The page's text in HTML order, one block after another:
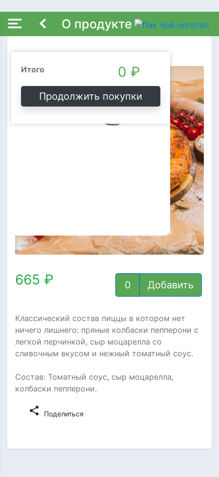
О продукте
Ой, пусто!
Итого 0 ₽
Продолжить покупки
665 ₽ Добавить
Классический состав пиццы в котором нет
ничего лишнего: пряные колбаски пепперони с
легкой перчинкой, сыр моцарелла со
сливочным вкусом и нежный томатный соус.
Состав: Томатный соус, сыр моцарелла,
колбаски пепперони.
share Поделиться